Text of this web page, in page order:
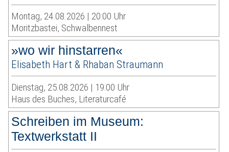
Montag, 24.08.2026 | 20:00 Uhr
Moritzbastei, Schwalbennest
»wo wir hinstarren«
Elisabeth Hart & Rhaban Straumann
Dienstag, 25.08.2026 | 19:00 Uhr
Haus des Buches, Literaturcafé
Schreiben im Museum:
Textwerkstatt II